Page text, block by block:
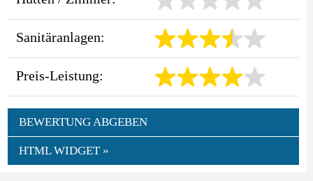
Sanitäranlagen:
Preis-Leistung:
BEWERTUNG ABGEBEN
HTML WIDGET »